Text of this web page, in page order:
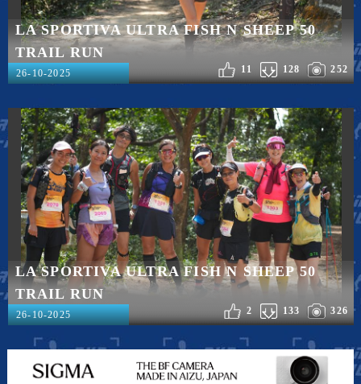
LA SPORTIVA ULTRA FISH N SHEEP 50
TRAIL RUN
252
128
11
26-10-2025
LA SPORTIVA ULTRA FISH N SHEEP 50
TRAIL RUN
326
133
2
26-10-2025